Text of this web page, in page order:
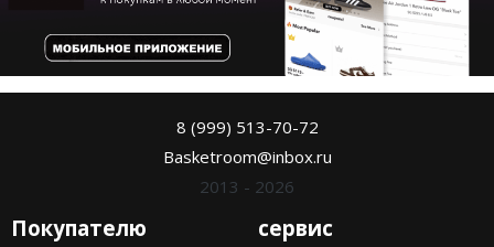
8 (999) 513-70-72
Basketroom@inbox.ru
2013 - 2026
Покупателю сервис